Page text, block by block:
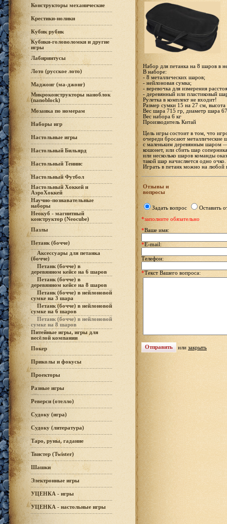
Конструкторы механические
Крестики-нолики
Кубик рубик
Кубики-головоломки и другие
игры
Лабиринтусы
Лото (русское лото)
Маджонг (ма-джонг)
Микроконструкторы наноблок
(nanoblock)
Мозаика по номерам
Наборы игр
Настольные игры
Настольный Бильярд
Настольный Теннис
Настольный Футбол
Настольный Хоккей и
АэроХоккей
Научно-познавательные
наборы
Неокуб - магнитный
конструктор (Neocube)
Пазлы
Петанк (бочче)
Аксессуары для петанка
(бочче)
Петанк (бочче) в
деревянном кейсе на 6 шаров
Петанк (бочче) в
деревянном кейсе на 8 шаров
Петанк (бочче) в нейлоновой
сумке на 3 шара
Петанк (бочче) в нейлоновой
сумке на 6 шаров
Петанк (бочче) в нейлоновой
сумке на 8 шаров
Питейные игры, игры для
весёлой компании
Покер
Приколы и фокусы
Проекторы
Разные игры
Реверси (отелло)
Судоку (игра)
Судоку (литература)
Таро, руны, гадание
Твистер (Twister)
Шашки
Электронные игры
УЦЕНКА - игры
УЦЕНКА - настольные игры
Набор для петанка на 8 шаров в
В наборе:
- 8 металлических шаров;
- нейлоновая сумка;
- веревочка для измерения
- деревянный или пластиковый
Рулетка в комплект не входит!
Размер сумки 15 на 27 см, высота
Вес шара 715 гр, диаметр шара
Вес набора 6 кг
Производитель Китай
Цель игры состоит в том, что
очереди бросают
с маленьким деревянным шаром
кошонет, или сбить шар
или несколько шаров команды
такой шар начисляется одно
Играть в петанк можно на любой
Отзывы и
вопросы
Задать вопрос
Оставить
*заполните обязательно
*Ваше имя:
*E-mail:
Телефон:
*Текст Вашего вопроса:
или закрыть